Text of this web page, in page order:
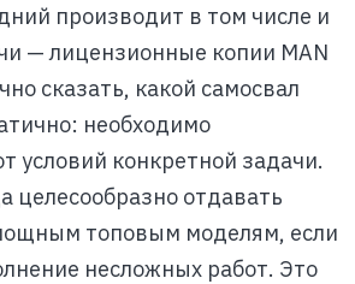
производит в том числе и
— лицензионные копии MAN
сказать, какой самосвал
необходимо
условий конкретной задачи.
целесообразно отдавать
топовым моделям, если
несложных работ. Это